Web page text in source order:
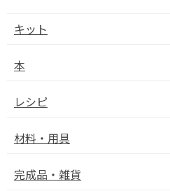
キット
本
レシピ
材料・用具
完成品・雑貨